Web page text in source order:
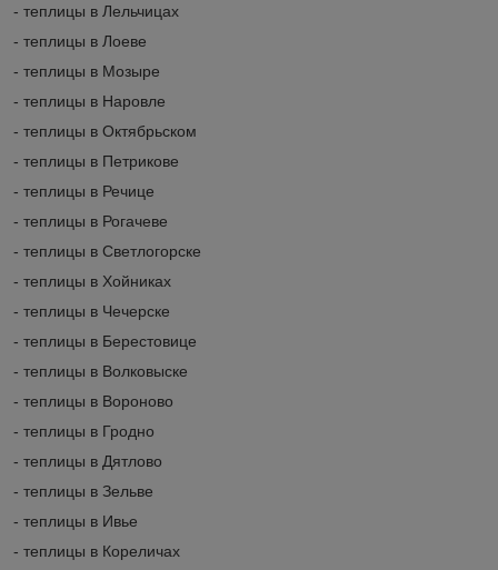
- теплицы в Лельчицах
- теплицы в Лоеве
- теплицы в Мозыре
- теплицы в Наровле
- теплицы в Октябрьском
- теплицы в Петрикове
- теплицы в Речице
- теплицы в Рогачеве
- теплицы в Светлогорске
- теплицы в Хойниках
- теплицы в Чечерске
- теплицы в Берестовице
- теплицы в Волковыске
- теплицы в Вороново
- теплицы в Гродно
- теплицы в Дятлово
- теплицы в Зельве
- теплицы в Ивье
- теплицы в Кореличах